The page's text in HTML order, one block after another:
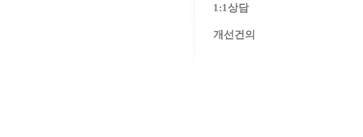
1:1상담
개선건의